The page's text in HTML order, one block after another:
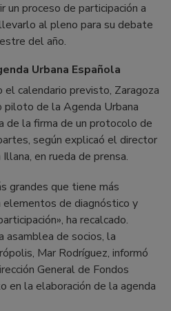
proceso de participación a
al pleno para su debate
del año.
Urbana Española
calendario previsto, Zaragoza
piloto de la Agenda Urbana
de la firma de un protocolo de
según explicaó el director
en rueda de prensa.
grandes que tiene más
de diagnóstico y
ha recalcado.
asamblea de socios, la
Mar Rodríguez, informó
General de Fondos
en la elaboración de la agenda